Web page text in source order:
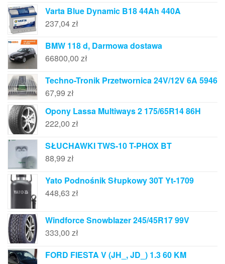
Varta Blue Dynamic B18 44Ah 440A
237,04zł
BMW 118 d, Darmowa dostawa
66800,00 zł
Techno-Tronik Przetwornica 24V/12V 6A 5946
67,99 zł
Opony Lassa Multiways 2 175/65R14 86H
222,00 zł
SŁUCHAWKI TWS-10 T-PHOX BT
88,99 zł
Yato Podnośnik Słupkowy 30T Yt-1709
448,63 zł
Windforce Snowblazer 245/45R17 99V
333,00 zł
FORD FIESTA V (JH_, JD_) 1.3 60 KM